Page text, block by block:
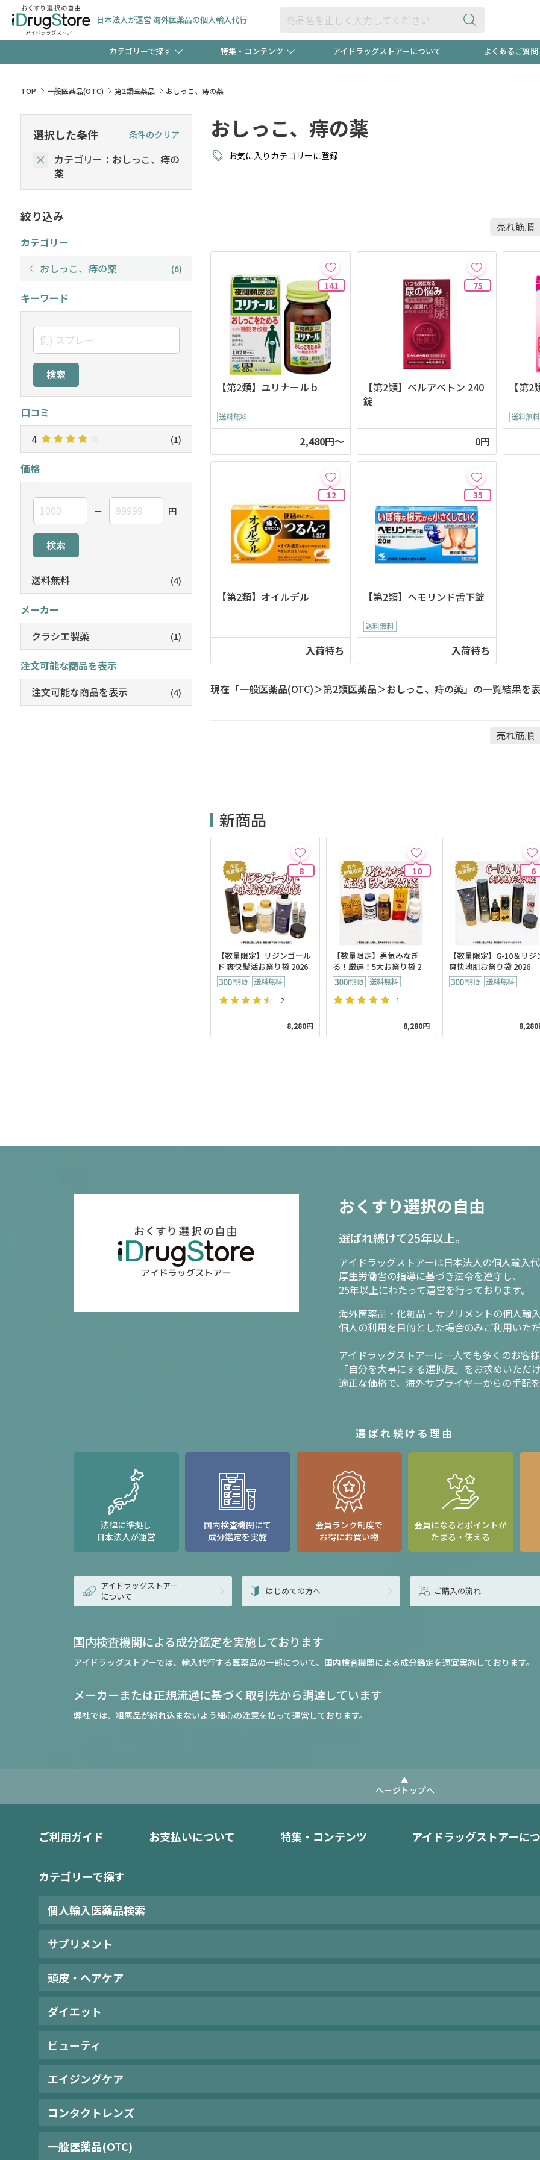
日本法人が運営 海外医薬品の個人輸入代行
カテゴリーで探す
一般医薬品(OTC)
検査キット ペット用品
特集・コンテンツ
【週末限定】新規会員登録ポイント2倍600円分プレ
極冷メントールで、夏の頭皮ストレスを完全リセッ
ト！
友だち
アイドラッグストアーについて よくあるご質問
TOP 一般医薬品(OTC) 第2類医薬品 おしっこ、痔の薬
選択した条件 条件のクリア
カテゴリー：おしっこ、痔の
薬
絞り込み
カテゴリー
おしっこ、痔の薬
(6)
キーワード
検索
口コミ
4
(1)
価格
ー 円
検索
送料無料 (4)
メーカー
クラシエ製薬
(1)
注文可能な商品を表示
注文可能な商品を表示
(4)
おしっこ、痔の薬
お気に入りカテゴリーに登録
141
【第2類】ユリナールｂ
2,480円～
75
【第2類】ベルアベトン 240
錠
0円
【第
12
【第2類】オイルデル
入荷待ち
35
【第2類】ヘモリンド舌下錠
入荷待ち
現在「一般医薬品(OTC)＞第2類医薬品＞おしっこ、痔の薬」の一覧結果を
新商品
8
【数量限定】リジンゴール
ド 爽快髪活お祭り袋 2026
2
8,280円
10
【数量限定】男気みなぎ
る！厳選！5大お祭り袋 20
26
1
8,280円
6
【数量限定】G-10＆リジ
爽快地肌お祭り袋 2026
8,280
おくすり選択の自由
選ばれ続けて25年以上。
アイドラッグストアーは日本法人の個人輸入
厚生労働省の指導に基づき法令を遵守し、
25年以上にわたって運営を行っております。
海外医薬品・化粧品・サプリメントの個人輸
個人の利用を目的とした場合のみご利用いた
アイドラッグストアーは一人でも多くのお客
「自分を大事にする選択肢」をお求めいただ
適正な価格で、海外サプライヤーからの手配
選ばれ続ける理由
法律に準拠し
日本法人が運営
国内検査機関にて
成分鑑定を実施
会員ランク制度で
お得にお買い物
会員になるとポイントが
たまる・使える
アイドラッグストアー
について
はじめての方へ ご購入の流れ
国内検査機関による成分鑑定を実施しております
アイドラッグストアーでは、輸入代行する医薬品の一部について、国内検査機関による成分鑑定を適宜実施しております。
メーカーまたは正規流通に基づく取引先から調達しています
弊社では、粗悪品が紛れ込まないよう細心の注意を払って運営しております。
ページトップへ
ご利用ガイド お支払いについて 特集・コンテンツ アイドラッグストアーに
カテゴリーで探す
個人輸入医薬品検索
サプリメント
頭皮・ヘアケア
ダイエット
ビューティ
エイジングケア
コンタクトレンズ
一般医薬品(OTC)